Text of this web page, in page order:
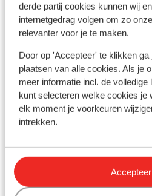
derde partij cookies kunnen wij
internetgedrag volgen om zo
relevanter voor je te maken.
Door op 'Accepteer' te klikken
plaatsen van alle cookies. Als je
meer informatie incl. de
kunt selecteren welke cookies je
elk moment je voorkeuren
intrekken.
Accepteer
Skibushalte: 100 m
Skilift: 2 km
Winkels: 450 m
Restaurant: 450 m
Rustig gelegen
Skipas, -les en
Skipas
Andere
Dolomiten